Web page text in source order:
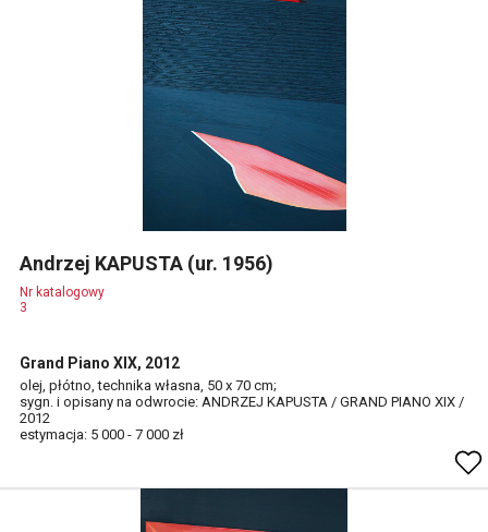
Andrzej KAPUSTA (ur. 1956)
Nr katalogowy
3
Grand Piano XIX, 2012
olej, płótno, technika własna, 50 x 70 cm;
sygn. i opisany na odwrocie: ANDRZEJ KAPUSTA / GRAND PIANO XIX /
2012
estymacja: 5 000 - 7 000 zł